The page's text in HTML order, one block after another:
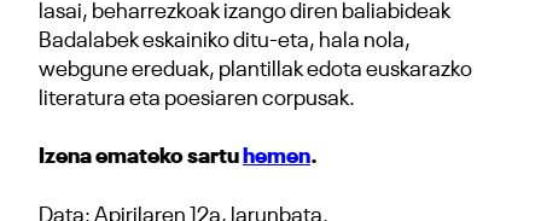
lasai, beharrezkoak izango diren baliabideak
Badalabek eskainiko ditu-eta, hala nola,
webgune ereduak, plantillak edota euskarazko
literatura eta poesiaren corpusak.
Izena emateko sartu hemen.
Data: Apirilaren 12a, larunbata.